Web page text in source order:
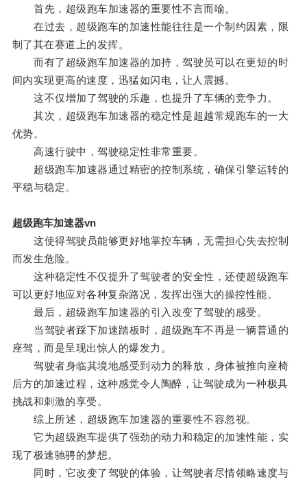
首先，超级跑车加速器的重要性不言而喻。
在过去，超级跑车的加速性能往往是一个制约因素，限
制了其在赛道上的发挥。
而有了超级跑车加速器的加持，驾驶员可以在更短的时
间内实现更高的速度，迅猛如闪电，让人震撼。
这不仅增加了驾驶的乐趣，也提升了车辆的竞争力。
其次，超级跑车加速器的稳定性是超越常规跑车的一大
优势。
高速行驶中，驾驶稳定性非常重要。
超级跑车加速器通过精密的控制系统，确保引擎运转的
平稳与稳定。
超级跑车加速器vn
这使得驾驶员能够更好地掌控车辆，无需担心失去控制
而发生危险。
这种稳定性不仅提升了驾驶者的安全性，还使超级跑车
可以更好地应对各种复杂路况，发挥出强大的操控性能。
最后，超级跑车加速器的引入改变了驾驶的感受。
当驾驶者踩下加速踏板时，超级跑车不再是一辆普通的
座驾，而是呈现出惊人的爆发力。
驾驶者身临其境地感受到动力的释放，身体被推向座椅
后方的加速过程，这种感觉令人陶醉，让驾驶成为一种极具
挑战和刺激的享受。
综上所述，超级跑车加速器的重要性不容忽视。
它为超级跑车提供了强劲的动力和稳定的加速性能，实
现了极速驰骋的梦想。
同时，它改变了驾驶的体验，让驾驶者尽情领略速度与